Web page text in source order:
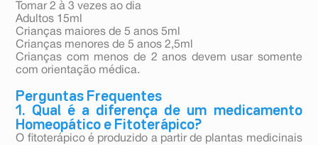
Tomar 2 à 3 vezes ao dia
Adultos 15ml
Crianças maiores de 5 anos 5ml
Crianças menores de 5 anos 2,5ml
Crianças com menos de 2 anos devem usar somente
com orientação médica.
Perguntas Frequentes
1. Qual é a diferença de um medicamento
Homeopático e Fitoterápico?
O fitoterápico é produzido a partir de plantas medicinais